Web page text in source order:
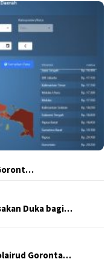
Duka bagi…
Goronta…